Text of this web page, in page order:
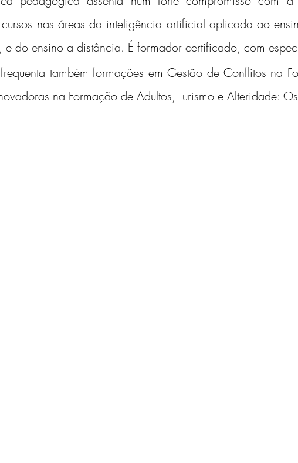
nas áreas da inteligência artificial aplicada ao
e do ensino a distância. É formador certificado, com
também formações em Gestão de Conflitos na
na Formação de Adultos, Turismo e Alteridade: